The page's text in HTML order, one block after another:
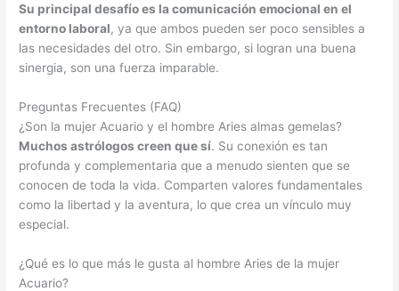
Su principal desafío es la comunicación emocional en el
entorno laboral, ya que ambos pueden ser poco sensibles a
las necesidades del otro. Sin embargo, si logran una buena
sinergia, son una fuerza imparable.
Preguntas Frecuentes (FAQ)
¿Son la mujer Acuario y el hombre Aries almas gemelas?
Muchos astrólogos creen que sí. Su conexión es tan
profunda y complementaria que a menudo sienten que se
conocen de toda la vida. Comparten valores fundamentales
como la libertad y la aventura, lo que crea un vínculo muy
especial.
¿Qué es lo que más le gusta al hombre Aries de la mujer
Acuario?